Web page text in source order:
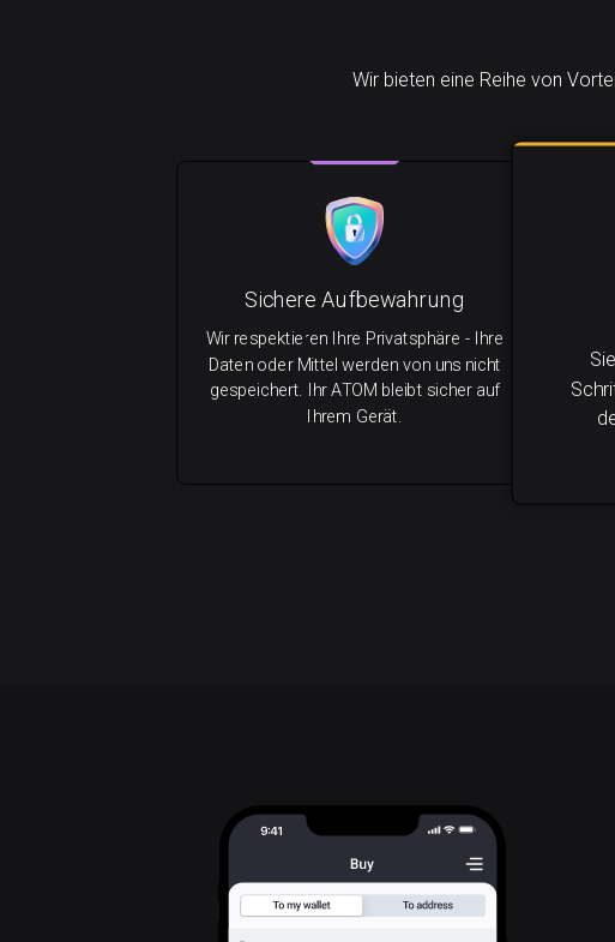
Wir bieten eine Reihe von
Sichere Aufbewahrung
Wir respektieren Ihre Privatsphäre - Ihre
Daten oder Mittel werden von uns nicht
gespeichert. Ihr ATOM bleibt sicher auf
Ihrem Gerät.